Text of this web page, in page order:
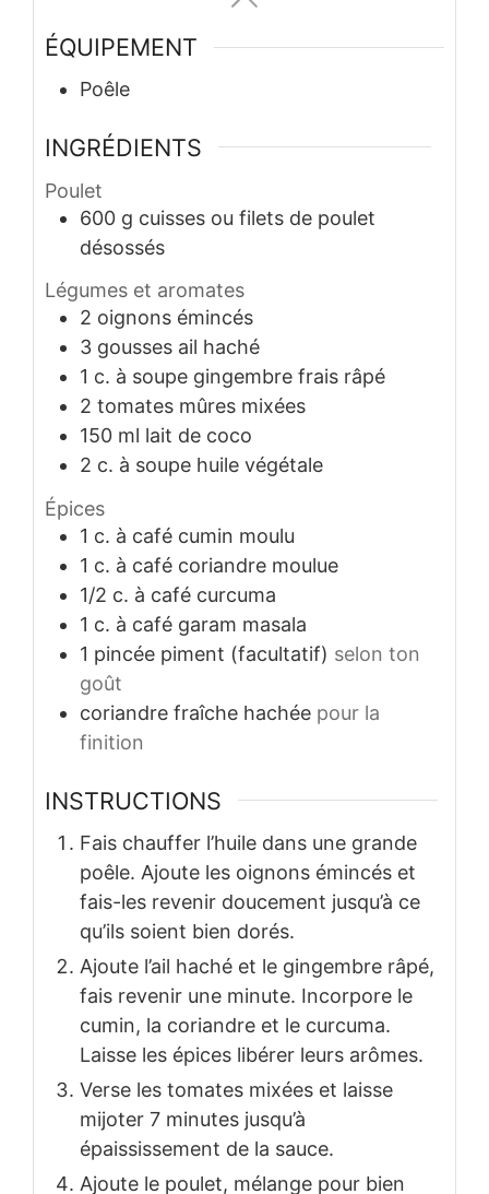
ÉQUIPEMENT
Poêle
INGRÉDIENTS
Poulet
600 g cuisses ou filets de poulet
désossés
Légumes et aromates
2 oignons émincés
3 gousses ail haché
1 c. à soupe gingembre frais râpé
2 tomates mûres mixées
150 ml lait de coco
2 c. à soupe huile végétale
Épices
1 c. à café cumin moulu
1 c. à café coriandre moulue
1/2 c. à café curcuma
1 c. à café garam masala
1 pincée piment (facultatif) selon ton
goût
coriandre fraîche hachée pour la
finition
INSTRUCTIONS
Fais chauffer l’huile dans une grande
poêle. Ajoute les oignons émincés et
fais-les revenir doucement jusqu’à ce
qu’ils soient bien dorés.
Ajoute l’ail haché et le gingembre râpé,
fais revenir une minute. Incorpore le
cumin, la coriandre et le curcuma.
Laisse les épices libérer leurs arômes.
Verse les tomates mixées et laisse
mijoter 7 minutes jusqu’à
épaississement de la sauce.
Ajoute le poulet, mélange pour bien